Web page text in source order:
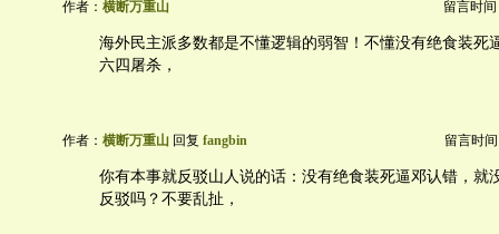
作者： 横断万重山 留言时间
海外民主派多数都是不懂逻辑的弱智！不懂没有绝食装死
六四屠杀，
作者： 横断万重山 回复 fangbin 留言时间
你有本事就反驳山人说的话：没有绝食装死逼邓认错，就
反驳吗？不要乱扯，